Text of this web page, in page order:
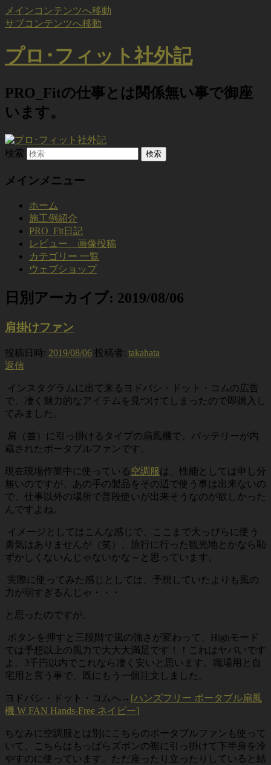
メインコンテンツへ移動
サブコンテンツへ移動
プロ･フィット社外記
PRO_Fitの仕事とは関係無い事で御座
います。
検索
メインメニュー
ホーム
施工例紹介
PRO_Fit日記
レビュー 画像投稿
カテゴリー 一覧
ウェブショップ
日別アーカイブ: 2019/08/06
肩掛けファン
投稿日時: 2019/08/06 投稿者: takahata
返信
インスタグラムに出て来るヨドバシ・ドット・コムの広告
で、凄く魅力的なアイテムを見つけてしまったので即購入し
てみました。
肩（首）に引っ掛けるタイプの扇風機で、バッテリーが内
蔵されたポータブルファンです。
現在現場作業中に使っている空調服は、性能としては申し分
無いのですが、あの手の製品をその辺で使う事は出来ないの
で、仕事以外の場所で普段使いが出来そうなのが欲しかった
んですよね。
イメージとしてはこんな感じで、ここまで大っぴらに使う
勇気はありませんが（笑）、旅行に行った観光地とかなら恥
ずかしくないんじゃないかな～と思っています。
実際に使ってみた感じとしては、予想していたよりも風の
力が弱すぎるんじゃ・・・
と思ったのですが、
ボタンを押すと三段階で風の強さが変わって、Highモード
では予想以上の風力で大大大満足です！！これはヤバいです
よ。3千円以内でこれなら凄く安いと思います。職場用と自
宅用と言う事で、既にもう一個注文しました。
ヨドバシ・ドット・コムへ→ [ハンズフリー ポータブル扇風
機 W FAN Hands-Free ネイビー]
ちなみに空調服とは別にこちらのポータブルファンも使って
いて、こちらはもっぱらズボンの裾に引っ掛けて下半身を冷
やすのに使っています。ただ座ったり立ったりしていると結